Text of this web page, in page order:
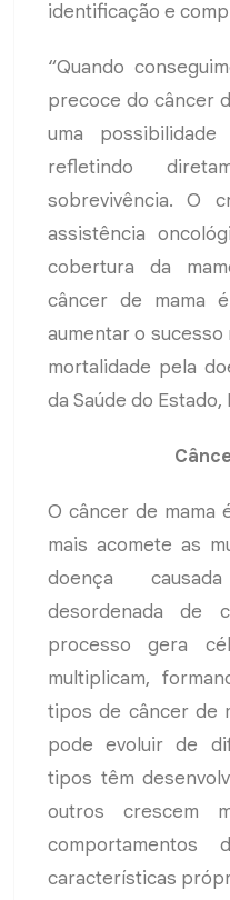
identificação e
“Quando
precoce do câncer
uma
refletindo
sobrevivência. O
assistência
cobertura da
câncer de mama
aumentar o
mortalidade pela
da Saúde do
O câncer de mama
mais acomete as
doença
desordenada de
processo gera
multiplicam,
tipos de câncer de
pode evoluir de
tipos têm
outros crescem
características